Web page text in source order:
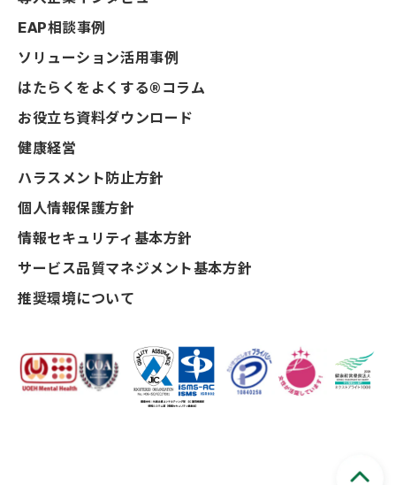
EAP相談事例
ソリューション活用事例
はたらくをよくする®コラム
お役立ち資料ダウンロード
健康経営
ハラスメント防止方針
個人情報保護方針
情報セキュリティ基本方針
サービス品質マネジメント基本方針
推奨環境について